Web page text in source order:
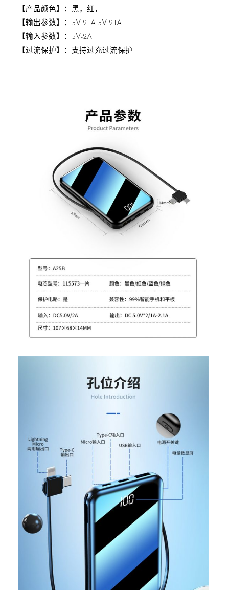
【产品颜色】：黑，红，
【输出参数】：5V-2.1A 5V-2.1A
【输入参数】：5V-2A
【过流保护】：支持过充过流保护